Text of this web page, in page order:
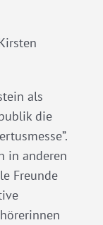
als
die
in anderen
Freunde